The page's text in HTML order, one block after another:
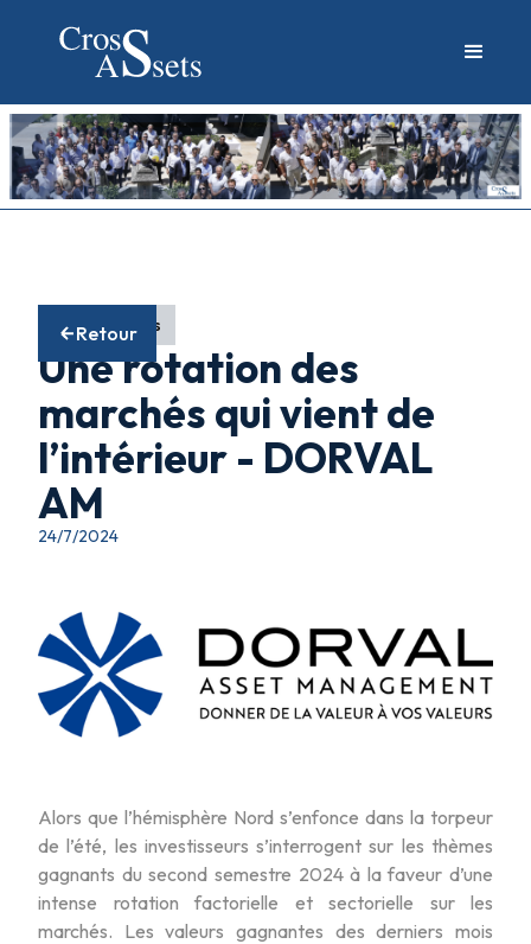
Retour
Fonds actions
Une rotation des
marchés qui vient de
l’intérieur - DORVAL
AM
24/7/2024
Alors que l’hémisphère Nord s’enfonce dans la torpeur
de l’été, les investisseurs s’interrogent sur les thèmes
gagnants du second semestre 2024 à la faveur d’une
intense rotation factorielle et sectorielle sur les
marchés. Les valeurs gagnantes des derniers mois